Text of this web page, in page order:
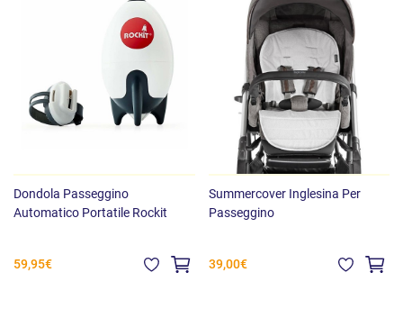
Dondola Passeggino
Automatico Portatile Rockit
59,95€
Summercover Inglesina Per
Passeggino
39,00€